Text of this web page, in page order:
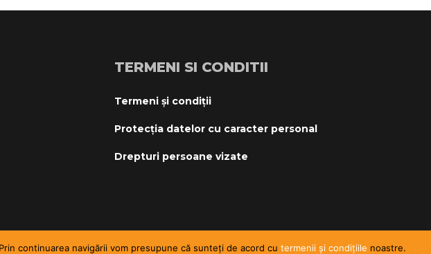
TERMENI SI CONDITII
Termeni și condiții
Protecția datelor cu caracter personal
Drepturi persoane vizate
continuarea navigării vom presupune că sunteți de acord cu termenii și condițiile noastre.